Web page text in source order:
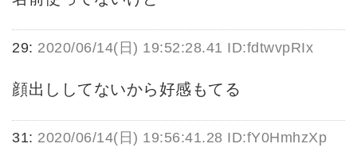
29: 2020/06/14(日) 19:52:28.41 ID:fdtwvpRIx
顔出ししてないから好感もてる
31: 2020/06/14(日) 19:56:41.28 ID:fY0HmhzXp